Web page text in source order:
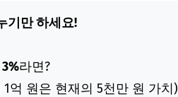
기만 하세요!
3%라면?
1억 원은 현재의 5천만 원 가치)